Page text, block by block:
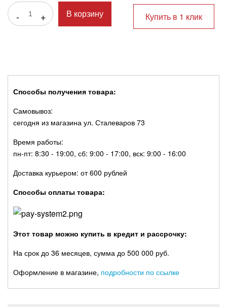
- + В корзину Купить в 1 клик
Способы получения товара:
Самовывоз:
сегодня из магазина ул. Сталеваров 73
Время работы:
пн-пт: 8:30 - 19:00, сб: 9:00 - 17:00, вск: 9:00 - 16:00
Доставка курьером: от 600 рублей
Способы оплаты товара:
Этот товар можно купить в кредит и рассрочку:
На срок до 36 месяцев, сумма до 500 000 руб.
Оформление в магазине, подробности по ссылке